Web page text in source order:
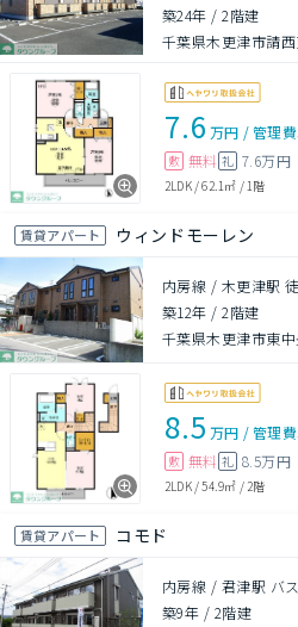
築24年 /2階建
千葉県木更津市請
7.6 万円 /管理費
敷 無料 礼 7.6万円
2LDK/62.1㎡ /1階
賃貸アパート ウィンドモーレン
内房線 / 木更津駅
築12年 /2階建
千葉県木更津市東
8.5 万円 /管理費
敷 無料 礼 8.5万円
2LDK/54.9㎡ /2階
賃貸アパート コモド
内房線 / 君津駅 バ
築9年 / 2階建